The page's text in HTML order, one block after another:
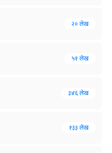
२० लेख
५१ लेख
३४६ लेख
१३३ लेख